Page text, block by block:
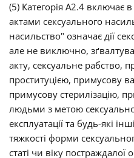
(5) Категорія А2.4 включає
актами сексуального
насильство" означає дії
але не виключно,
акту, сексуальне рабство,
проституцією, примусову
примусову стерилізацію,
людьми з метою
експлуатації та будь-які
тяжкості форми
статі чи віку постраждалої